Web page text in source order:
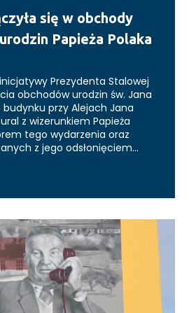
się w obchody
Papieża Polaka
Prezydenta Stalowej
obchodów urodzin św. Jana
budynku przy Alejach Jana
z wizerunkiem Papieża
tego wydarzenia oraz
z jego odsłonięciem…